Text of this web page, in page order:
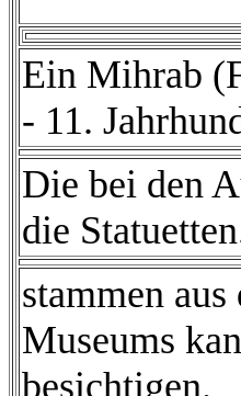
Ein Mihrab
- 11.
Die bei den
die
stammen
Museums
besichtigen.